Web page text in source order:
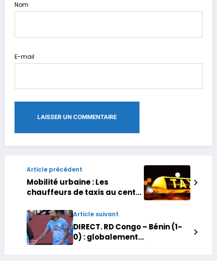
Nom
E-mail
Article précédent
Mobilité urbaine : Les
chauffeurs de taxis au centre
Abdelouafi LaftitArticle suivant
DIRECT. RD Congo – Bénin (1-
0) : globalement